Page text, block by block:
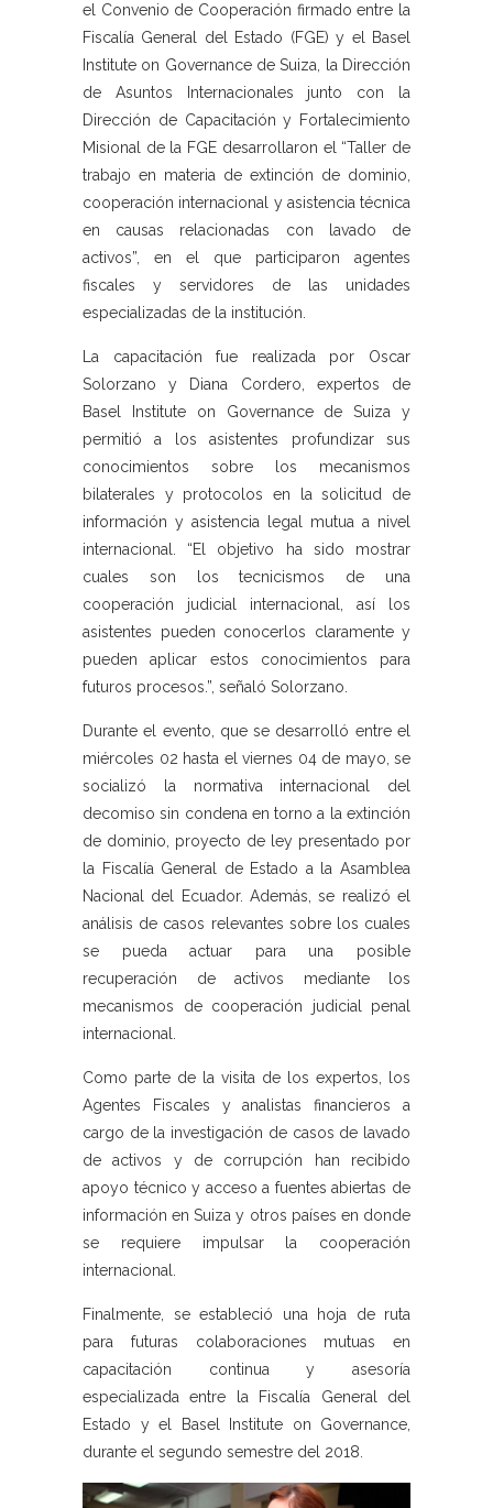
el Convenio de Cooperación firmado entre la
Fiscalía General del Estado (FGE) y el Basel
Institute on Governance de Suiza, la Dirección
de Asuntos Internacionales junto con la
Dirección de Capacitación y Fortalecimiento
Misional de la FGE desarrollaron el “Taller de
trabajo en materia de extinción de dominio,
cooperación internacional y asistencia técnica
en causas relacionadas con lavado de
activos”, en el que participaron agentes
fiscales y servidores de las unidades
especializadas de la institución.
La capacitación fue realizada por Oscar
Solorzano y Diana Cordero, expertos de
Basel Institute on Governance de Suiza y
permitió a los asistentes profundizar sus
conocimientos sobre los mecanismos
bilaterales y protocolos en la solicitud de
información y asistencia legal mutua a nivel
internacional. “El objetivo ha sido mostrar
cuales son los tecnicismos de una
cooperación judicial internacional, así los
asistentes pueden conocerlos claramente y
pueden aplicar estos conocimientos para
futuros procesos.”, señaló Solorzano.
Durante el evento, que se desarrolló entre el
miércoles 02 hasta el viernes 04 de mayo, se
socializó la normativa internacional del
decomiso sin condena en torno a la extinción
de dominio, proyecto de ley presentado por
la Fiscalía General de Estado a la Asamblea
Nacional del Ecuador. Además, se realizó el
análisis de casos relevantes sobre los cuales
se pueda actuar para una posible
recuperación de activos mediante los
mecanismos de cooperación judicial penal
internacional.
Como parte de la visita de los expertos, los
Agentes Fiscales y analistas financieros a
cargo de la investigación de casos de lavado
de activos y de corrupción han recibido
apoyo técnico y acceso a fuentes abiertas de
información en Suiza y otros países en donde
se requiere impulsar la cooperación
internacional.
Finalmente, se estableció una hoja de ruta
para futuras colaboraciones mutuas en
capacitación continua y asesoría
especializada entre la Fiscalía General del
Estado y el Basel Institute on Governance,
durante el segundo semestre del 2018.